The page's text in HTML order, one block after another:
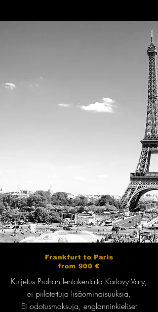
Frankfurt to Paris
from 900 €
Kuljetus Prahan lentokentältä Karlovy Vary,
ei piilotettuja lisäominaisuuksia,
Ei odotusmaksuja, englanninkieliset